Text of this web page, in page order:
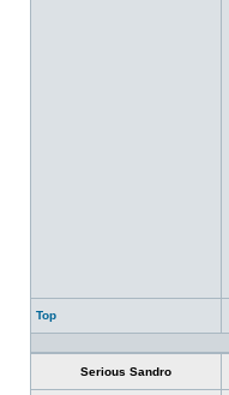
Top
Serious Sandro